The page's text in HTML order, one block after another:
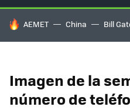
HOY SE HABLA DE
AEMET China Bill
Imagen de la
número de